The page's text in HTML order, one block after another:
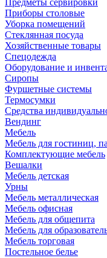
Предметы сервировки
Приборы столовые
Уборка помещений
Стеклянная посуда
Хозяйственные товары
Спецодежда
Оборудование и
Сиропы
Фуршетные системы
Термосумки
Средства
Вендинг
Мебель
Мебель для гостиниц,
Комплектующие мебель
Вешалки
Мебель детская
Урны
Мебель металлическая
Мебель офисная
Мебель для общепита
Мебель для
Мебель торговая
Постельное белье